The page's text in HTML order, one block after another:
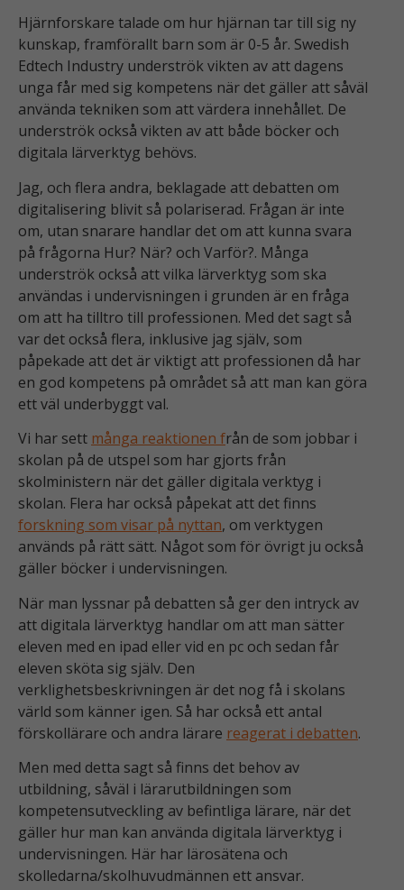
Hjärnforskare talade om hur hjärnan tar till sig ny
kunskap, framförallt barn som är 0-5 år. Swedish
Edtech Industry underströk vikten av att dagens
unga får med sig kompetens när det gäller att såväl
använda tekniken som att värdera innehållet. De
underströk också vikten av att både böcker och
digitala lärverktyg behövs.
Jag, och flera andra, beklagade att debatten om
digitalisering blivit så polariserad. Frågan är inte
om, utan snarare handlar det om att kunna svara
på frågorna Hur? När? och Varför?. Många
underströk också att vilka lärverktyg som ska
användas i undervisningen i grunden är en fråga
om att ha tilltro till professionen. Med det sagt så
var det också flera, inklusive jag själv, som
påpekade att det är viktigt att professionen då har
en god kompetens på området så att man kan göra
ett väl underbyggt val.
Vi har sett många reaktionen från de som jobbar i
skolan på de utspel som har gjorts från
skolministern när det gäller digitala verktyg i
skolan. Flera har också påpekat att det finns
forskning som visar på nyttan, om verktygen
används på rätt sätt. Något som för övrigt ju också
gäller böcker i undervisningen.
När man lyssnar på debatten så ger den intryck av
att digitala lärverktyg handlar om att man sätter
eleven med en ipad eller vid en pc och sedan får
eleven sköta sig själv. Den
verklighetsbeskrivningen är det nog få i skolans
värld som känner igen. Så har också ett antal
förskollärare och andra lärare reagerat i debatten.
Men med detta sagt så finns det behov av
utbildning, såväl i lärarutbildningen som
kompetensutveckling av befintliga lärare, när det
gäller hur man kan använda digitala lärverktyg i
undervisningen. Här har lärosätena och
skolledarna/skolhuvudmännen ett ansvar.